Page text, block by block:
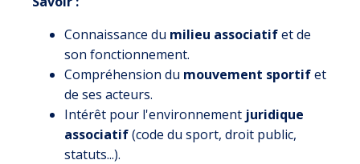
Connaissance du milieu associatifet de
son fonctionnement.
Compréhension du mouvement sportifet
de ses acteurs.
Intérêt pour l'environnement juridique
associatif(code du sport, droit public,
statuts...).